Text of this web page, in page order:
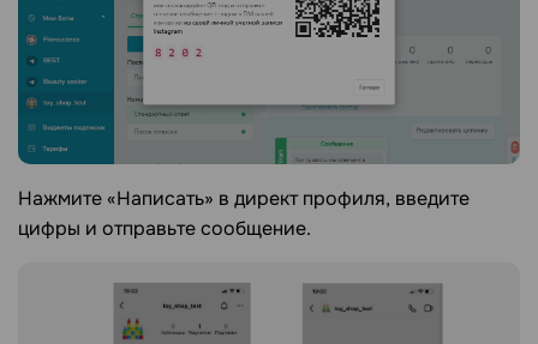
Нажмите «Написать» в директ профиля, введите
цифры и отправьте сообщение.